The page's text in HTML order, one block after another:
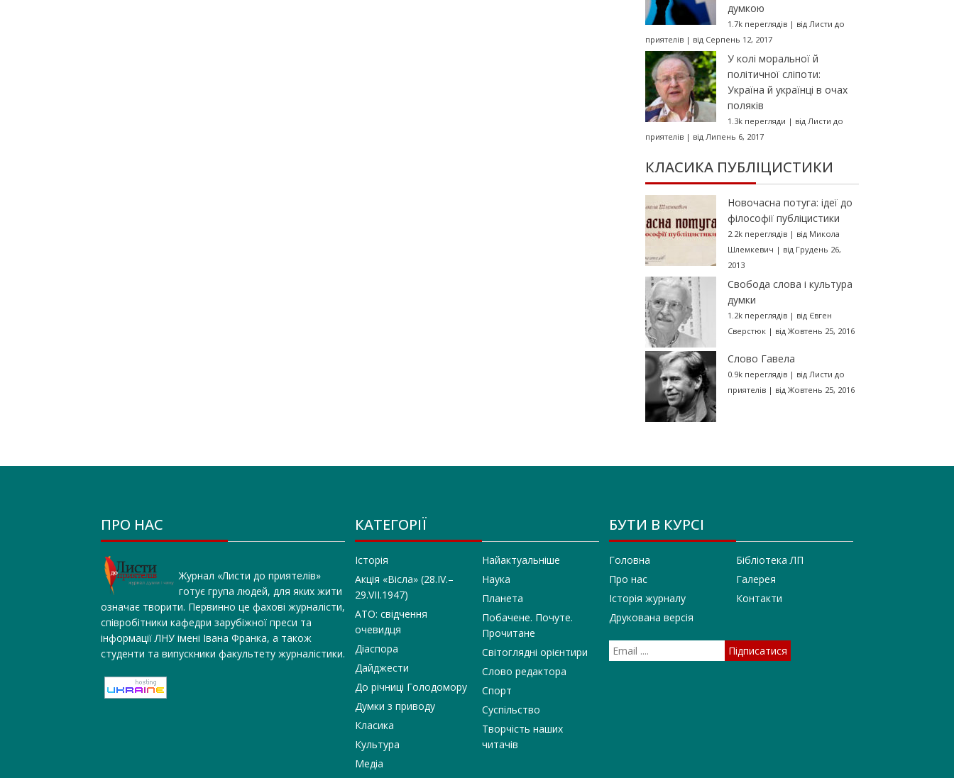
думкою
1.7k переглядів| від Листи до
приятелів| від Серпень 12, 2017
У колі моральної й
політичної сліпоти:
Україна й українці в очах
поляків
1.3k перегляди | від Листи до
приятелів| від Липень 6, 2017
КЛАСИКА ПУБЛІЦИСТИКИ
Новочасна потуга: ідеї до
філософії публіцистики
2.2k переглядів| від Микола
Шлемкевич | від Грудень 26,
2013
Свобода слова і культура
думки
1.2k переглядів| від Євген
Сверстюк| від Жовтень 25, 2016
Слово Гавела
0.9k переглядів| від Листи до
приятелів| від Жовтень 25, 2016
ПРО НАС
Журнал «Листи до приятелів»
готує група людей, для яких жити
означає творити. Первинно це фахові журналісти,
співробітники кафедри зарубіжної преси та
інформації ЛНУ імені Івана Франка, а також
студенти та випускники факультету журналістики.
КАТЕГОРІЇ
Історія
Акція «Вісла» (28.IV.–
29.VII.1947)
АТО: свідчення
очевидця
Діаспора
Дайджести
До річниці Голодомору
Думки з приводу
Класика
Культура
Медіа
Найактуальніше
Наука
Планета
Побачене. Почуте.
Прочитане
Світоглядні орієнтири
Слово редактора
Спорт
Суспільство
Творчість наших
читачів
БУТИ В КУРСІ
Головна
Про нас
Історія журналу
Друкована версія
Бібліотека ЛП
Галерея
Контакти